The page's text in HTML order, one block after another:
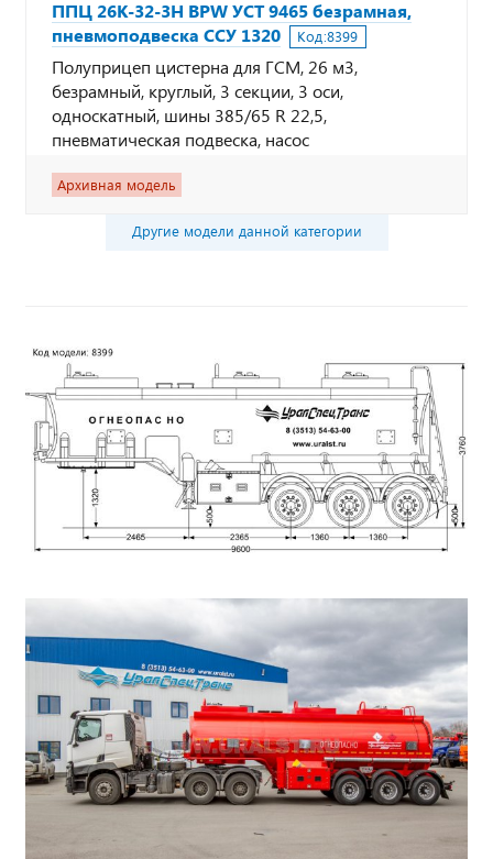
ППЦ 26К-32-3Н BPW УСТ 9465 безрамная,
пневмоподвеска ССУ 1320
Код:8399
Полуприцеп цистерна для ГСМ, 26 м3,
безрамный, круглый, 3 секции, 3 оси,
односкатный, шины 385/65 R 22,5,
пневматическая подвеска, насос
Архивная модель
Другие модели данной категории